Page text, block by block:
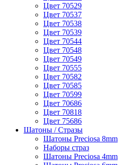
Цвет 70529
Цвет 70537
Цвет 70538
Цвет 70539
Цвет 70544
Цвет 70548
Цвет 70549
Цвет 70555
Цвет 70582
Цвет 70585
Цвет 70599
Цвет 70686
Цвет 70818
Цвет 75686
Шатоны / Стразы
Шатоны Preciosa 8mm
Наборы страз
Шатоны Preciosa 4mm